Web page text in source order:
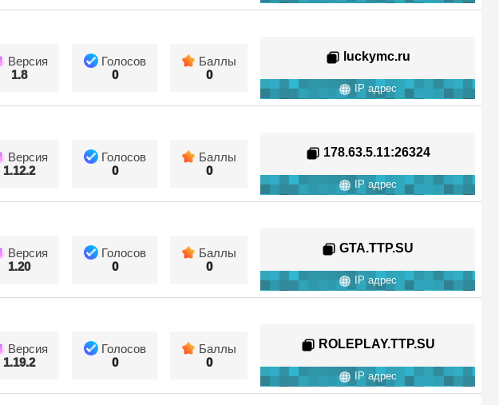
Версия
1.8
Голосов
0
Баллы
0
luckymc.ru
IP адрес
Версия
1.12.2
Голосов
0
Баллы
0
178.63.5.11:26324
IP адрес
Версия
1.20
Голосов
0
Баллы
0
GTA.TTP.SU
IP адрес
Версия
1.19.2
Голосов
0
Баллы
0
ROLEPLAY.TTP.SU
IP адрес